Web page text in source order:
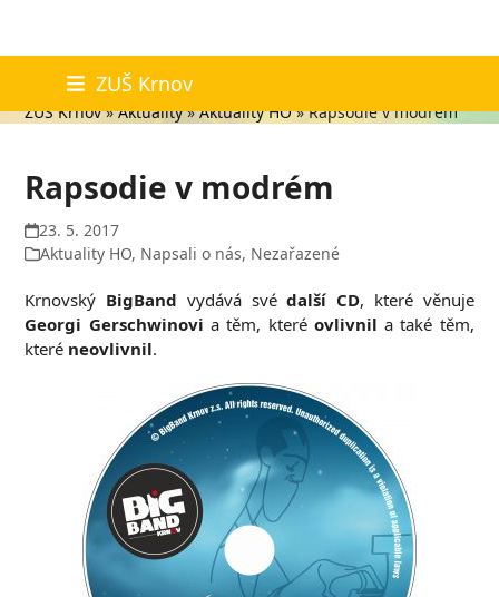
content
ZUŠ Krnov
Aktuality
ZUŠ Krnov»Aktuality»Aktuality HO»Rapsodie v modrém
Rapsodie v modrém
23. 5. 2017
Aktuality HO, Napsali o nás, Nezařazené
Krnovský BigBand vydává svédalší CD, které věnuje
Georgi Gerschwinovi a těm, které ovlivnil a také těm,
které neovlivnil.